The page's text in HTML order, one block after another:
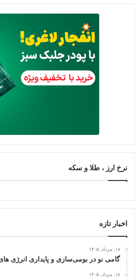
نرخ ارز ، طلا و سکه
اخبار تازه
۱۸, مرداد, ۱۴۰۵
گامی نو در بومی‌سازی و پایداری انرژی‌ های
۱۸, مرداد, ۱۴۰۵